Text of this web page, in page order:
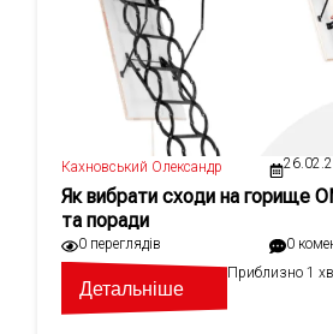
Кахновський Олександр
Як вибрати сходи на горище
та поради
0 переглядів 0
Детальніше
Приблизно 1